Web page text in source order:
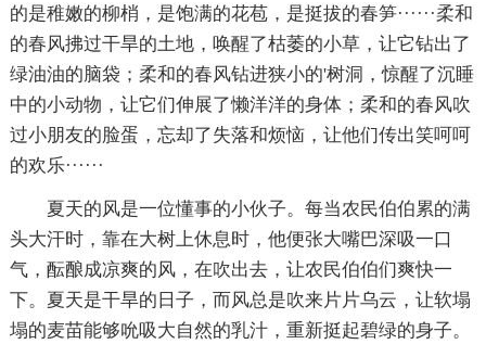
的是稚嫩的柳梢，是饱满的花苞，是挺拔的春笋······柔和
的春风拂过干旱的土地，唤醒了枯萎的小草，让它钻出了
绿油油的脑袋；柔和的春风钻进狭小的'树洞，惊醒了沉睡
中的小动物，让它们伸展了懒洋洋的身体；柔和的春风吹
过小朋友的脸蛋，忘却了失落和烦恼，让他们传出笑呵呵
的欢乐······
夏天的风是一位懂事的小伙子。每当农民伯伯累的满
头大汗时，靠在大树上休息时，他便张大嘴巴深吸一口
气，酝酿成凉爽的风，在吹出去，让农民伯伯们爽快一
下。夏天是干旱的日子，而风总是吹来片片乌云，让软塌
塌的麦苗能够吮吸大自然的乳汁，重新挺起碧绿的身子。